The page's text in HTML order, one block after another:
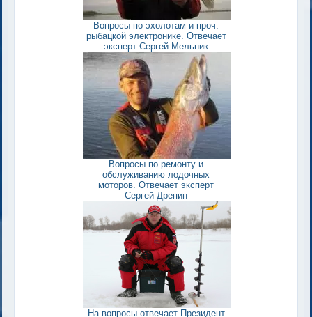
Вопросы по эхолотам и проч.
рыбацкой электронике. Отвечает
эксперт Сергей Мельник
Вопросы по ремонту и
обслуживанию лодочных
моторов. Отвечает эксперт
Сергей Дрепин
На вопросы отвечает Президент